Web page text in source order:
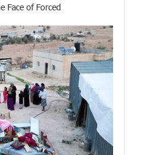
Face of Forced